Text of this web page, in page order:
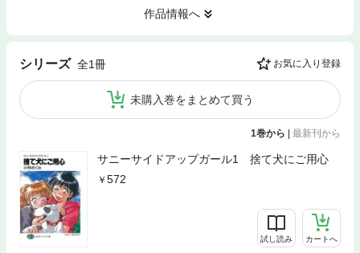
作品情報へ
シリーズ 全1冊 お気に入り登録
未購入巻をまとめて買う
1巻から | 最新刊から
サニーサイドアップガール1 捨て犬にご用心
572
試し読み カートへ